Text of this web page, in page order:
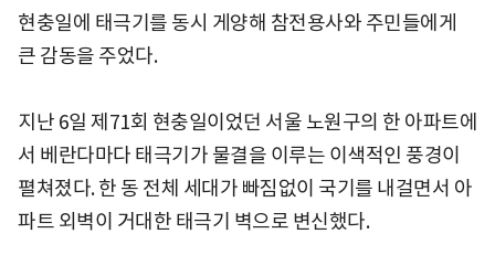
현충일에 태극기를 동시 게양해 참전용사와 주민들에게
큰 감동을 주었다.
지난 6일 제71회 현충일이었던 서울 노원구의 한 아파트에
서 베란다마다 태극기가 물결을 이루는 이색적인 풍경이
펼쳐졌다. 한 동 전체 세대가 빠짐없이 국기를 내걸면서 아
파트 외벽이 거대한 태극기 벽으로 변신했다.